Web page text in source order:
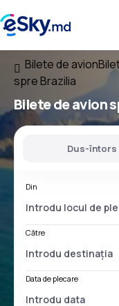
Bilete de avion
spre Brazilia
Bilete de avion
Dus-întors
Din
Către
Data de plecare